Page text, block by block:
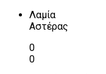
Λαμία
Αστέρας
0
0